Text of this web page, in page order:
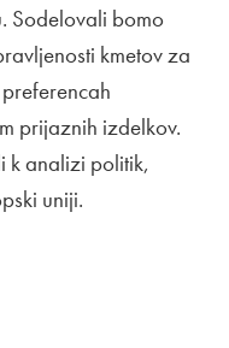
Sodelovali bomo
kmetov za
prijaznih izdelkov.
k analizi politik,
uniji.